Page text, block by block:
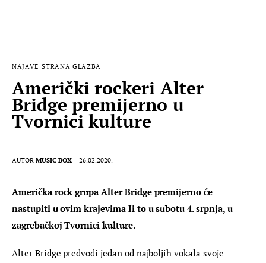
MUSIC BOX
NAJAVE STRANA GLAZBA
Američki rockeri Alter
Bridge premijerno u
Tvornici kulture
AUTOR MUSIC BOX 26.02.2020.
Američka rock grupa Alter Bridge premijerno će
nastupiti u ovim krajevima Ii to u subotu 4. srpnja, u
zagrebačkoj Tvornici kulture.
Alter Bridge predvodi jedan od najboljih vokala svoje